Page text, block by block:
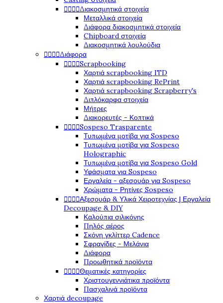
Διακοσμητικά στοιχεία
Μεταλλικά στοιχεία
Διάφορα διακοσμητικά στοιχεία
Chipboard στοιχεία
Διακοσμητικά λουλούδια
Διάφορα
Scrapbooking
Χαρτιά scrapbooking ITD
Χαρτιά scrapbooking RePrint
Χαρτιά scrapbooking Scrapberry's
Διπλόκαρφα στοιχεία
Μήτρες
Διακορευτές - Κοπτικά
Sospeso Trasparente
Τυπωμένα μοτίβα για Sospeso
Τυπωμένα μοτίβα για Sospeso
Holographic
Τυπωμένα μοτίβα για Sospeso Gold
Υφάσματα για Sospeso
Εργαλεία - αξεσουάρ για Sospeso
Χρώματα - Ρητίνες Sospeso
Αξεσουάρ & Υλικά Χειροτεχνίας | Εργαλεία
Decoupage & DIY
Καλούπια σιλικόνης
Πηλός αέρος
Σκόνη γκλίττερ Cadence
Σφραγίδες - Μελάνια
Διάφορα
Προωθητικά προϊόντα
Θεματικές κατηγορίες
Χριστουγεννιάτικα προϊόντα
Πασχαλινά προϊόντα
Χαρτιά decoupage